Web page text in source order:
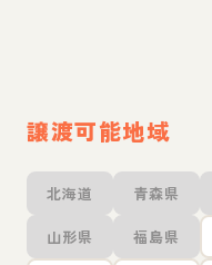
譲渡可能地域
北海道 青森県
山形県 福島県